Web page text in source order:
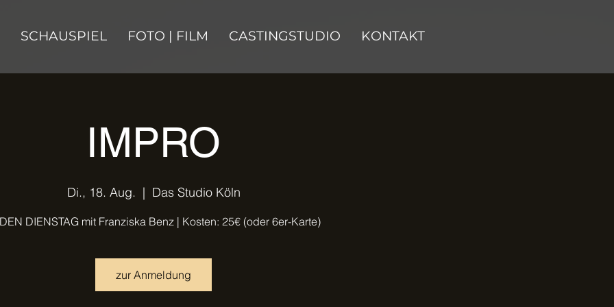
SCHAUSPIEL FOTO | FILM CASTINGSTUDIO KONTAKT
IMPRO
Di., 18. Aug.
  |
Das Studio Köln
DIENSTAG mit Franziska Benz | Kosten: 25€ (oder 6er-Karte)
zur Anmeldung